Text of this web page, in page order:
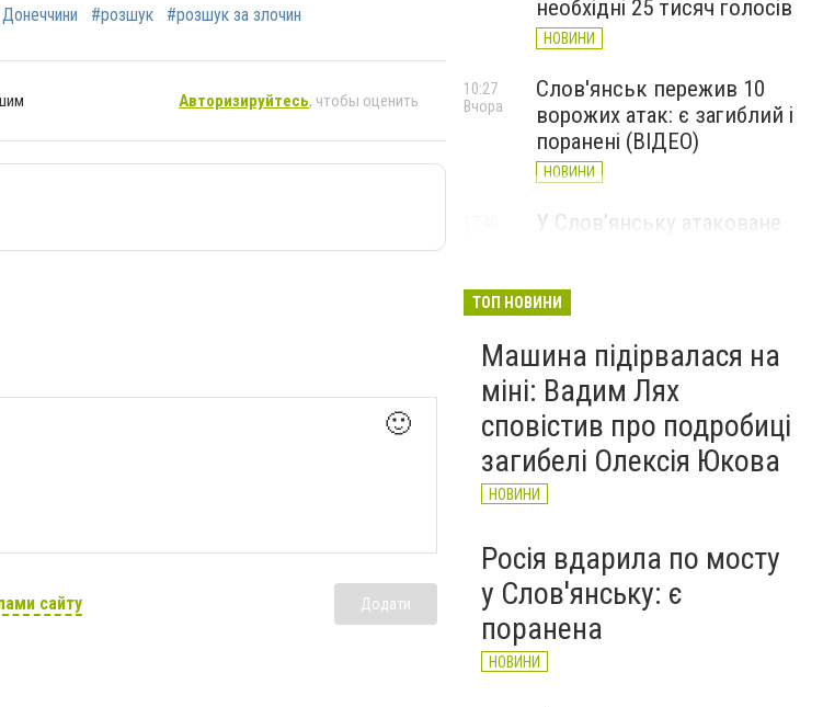
#розшук #розшук за злочин
Авторизируйтесь, чтобы оценить
🙂
сайту Додати
необхідні 25 тисяч голосів
НОВИНИ
Слов'янськ пережив 10
ворожих атак: є загиблий і
поранені (ВІДЕО)
НОВИНИ
10:27
Вчора
У Слов’янську атаковане
НОВИНИ
ТОП НОВИНИ
Машина підірвалася на
міні: Вадим Лях
сповістив про подробиці
загибелі Олексія Юкова
НОВИНИ
Росія вдарила по мосту
у Слов'янську: є
поранена
НОВИНИ